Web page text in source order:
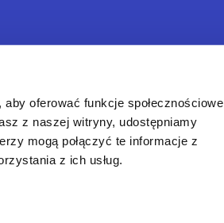
oferować funkcje społecznościowe
z naszej witryny, udostępniamy
mogą połączyć te informacje z
z ich usług.